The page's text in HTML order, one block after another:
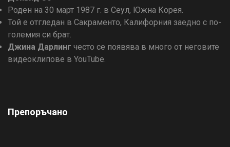
Роден на 30 март 1987 г. в Сеул, Южна Корея.
Той е отгледан в Сакраменто, Калифорния заедно с по-
големия си брат.
Джина Дарлинг често се появява в много от неговите
видеоклипове в YouTube.
Препоръчано